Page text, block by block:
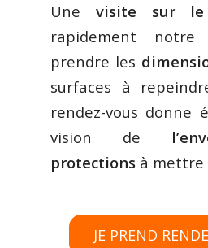
Une visite sur
rapidement
prendre les
surfaces à
rendez-vous donne
vision de
protections à
JE PREND